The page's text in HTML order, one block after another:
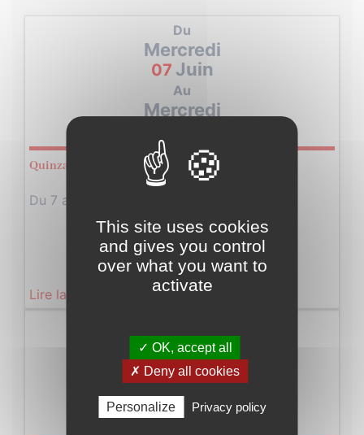
Du
Mercredi
07 Juin
Au
Mercredi
Quinzaine commerciale
Du 7 au 21 juin chez vos…
Lire la suite
Mardi
13
Juin
2023
This site uses cookies
and gives you control
over what you want to
activate
✓ OK, accept all
✗ Deny all cookies
Personalize Privacy policy